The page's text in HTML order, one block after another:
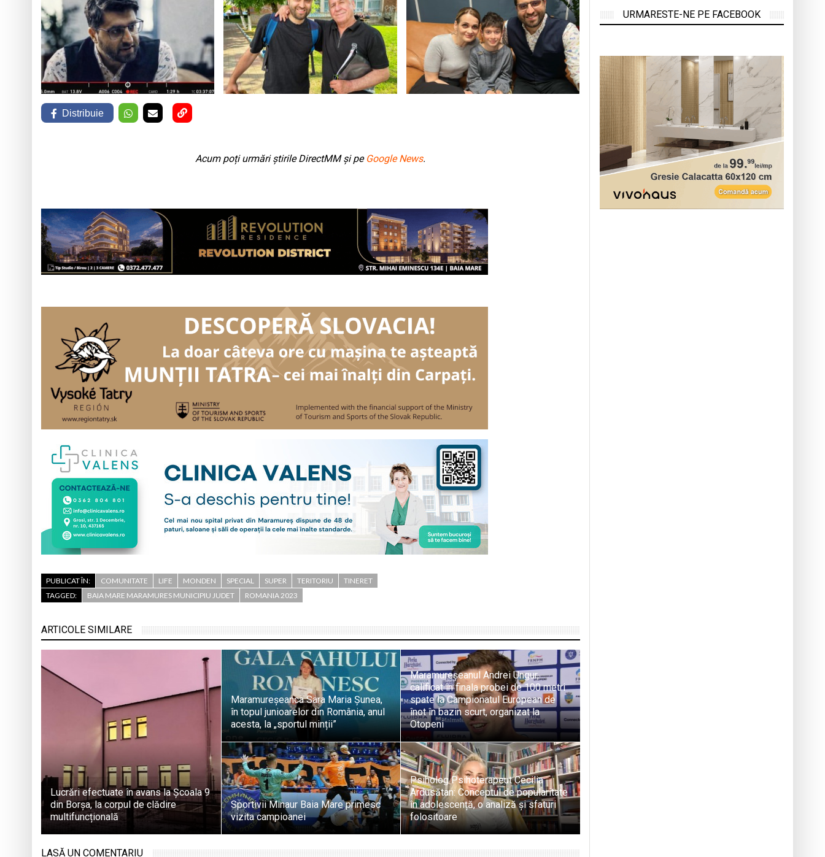
Distribuie
Acum poți urmări știrile DirectMM și pe Google News.
PUBLICAT ÎN: COMUNITATE LIFE MONDEN SPECIAL SUPER TERITORIU
TINERET
TAGGED:
BAIA MARE MARAMURES MUNICIPIU JUDET ROMANIA 2023
ARTICOLE SIMILARE
Lucrări efectuate în avans la Școala 9
din Borșa, la corpul de clădire
multifuncțională
Maramureșeanca Sara Maria Șunea,
în topul junioarelor din România, anul
acesta, la „sportul minții”
Maramureșeanul Andrei Ungur,
calificat în finala probei de 100 metri
spate la Campionatul European de
înot în bazin scurt, organizat la
Otopeni
Sportivii Minaur Baia Mare primesc
vizita campioanei
Psiholog Psihoterapeut Cecilia
Ardusătan: Conceptul de popularitate
în adolescență, o analiză și sfaturi
folositoare
LASĂ UN COMENTARIU
URMARESTE-NE PE FACEBOOK